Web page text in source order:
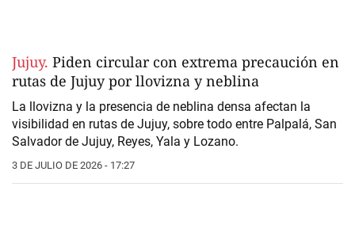
Jujuy. Piden circular con extrema precaución en
rutas de Jujuy por llovizna y neblina
La llovizna y la presencia de neblina densa afectan la
visibilidad en rutas de Jujuy, sobre todo entre Palpalá, San
Salvador de Jujuy, Reyes, Yala y Lozano.
3 DE JULIO DE 2026 - 17:27